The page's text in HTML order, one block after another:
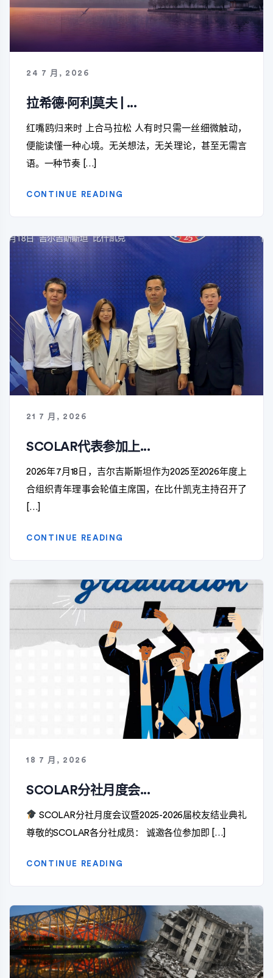
24 7 月, 2026
拉希德·阿利莫夫 | ...
红嘴鸥归来时 上合马拉松 人有时只需一丝细微触动，
便能读懂一种心境。无关想法，无关理论，甚至无需言
语。一种节奏 […]
CONTINUE READING
21 7 月, 2026
SCOLAR代表参加上...
2026年7月18日，吉尔吉斯斯坦作为2025至2026年度上
合组织青年理事会轮值主席国，在比什凯克主持召开了
[…]
CONTINUE READING
18 7 月, 2026
SCOLAR分社月度会...
SCOLAR分社月度会议暨2025-2026届校友结业典礼
尊敬的SCOLAR各分社成员： 诚邀各位参加即 […]
CONTINUE READING